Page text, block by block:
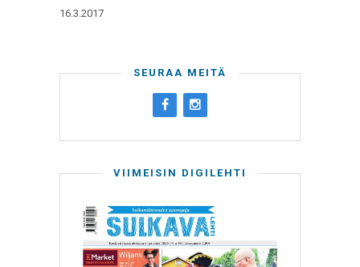
16.3.2017
SEURAA MEITÄ
VIIMEISIN DIGILEHTI